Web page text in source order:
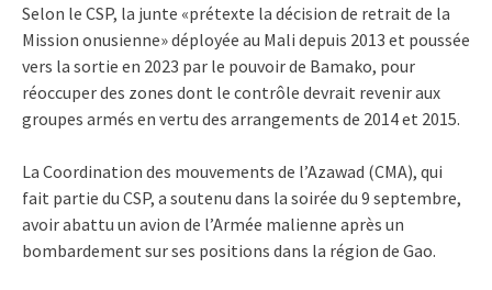
Selon le CSP, la junte «prétexte la décision de retrait de la
Mission onusienne» déployée au Mali depuis 2013 et poussée
vers la sortie en 2023 par le pouvoir de Bamako, pour
réoccuper des zones dont le contrôle devrait revenir aux
groupes armés en vertu des arrangements de 2014 et 2015.
La Coordination des mouvements de l’Azawad (CMA), qui
fait partie du CSP, a soutenu dans la soirée du 9 septembre,
avoir abattu un avion de l’Armée malienne après un
bombardement sur ses positions dans la région de Gao.